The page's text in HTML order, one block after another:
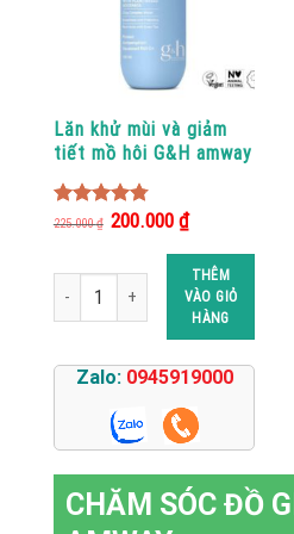
Lăn khử mùi và giảm
tiết mồ hôi G&H amway
4.79out of
225.000₫ Giá
gốc
200.000₫Giá
hiện
là:
200.000 ₫.
Lăn khử mùi và giảm tiết mồ hôi
THÊM
VÀO GIỎ
HÀNG
Zalo: 0945919000
CHĂM SÓC ĐỒ